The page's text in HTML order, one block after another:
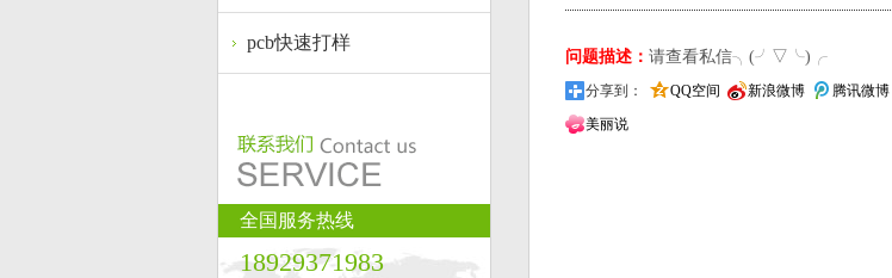
pcb快速打样
全国服务热线
18929371983
问题描述： 请查看私信╮(╯▽╰)╭
分享到： QQ空间 新浪微博 腾讯微博
美丽说